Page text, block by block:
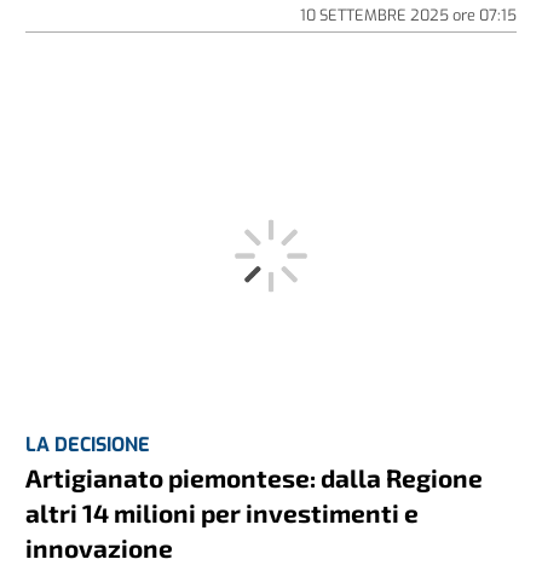
10 SETTEMBRE 2025ore 07:15
LA DECISIONE
Artigianato piemontese: dalla Regione
altri 14 milioni per investimenti e
innovazione